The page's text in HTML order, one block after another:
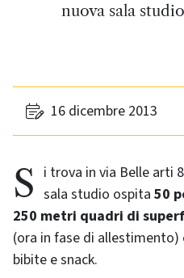
nuova sala
16 dicembre 2013
Si trova in via Belle arti 8, al pian terreno. La nuova sala studio ospita 50
250 metri quadri di
(ora in fase di
bibite e snack.